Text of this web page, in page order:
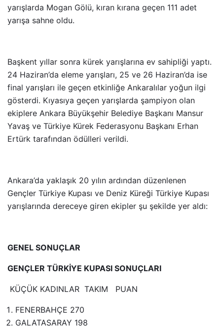
yarışlarda Mogan Gölü, kıran kırana geçen 111 adet
yarışa sahne oldu.
Başkent yıllar sonra kürek yarışlarına ev sahipliği yaptı.
24 Haziran’da eleme yarışları, 25 ve 26 Haziran’da ise
final yarışları ile geçen etkinliğe Ankaralılar yoğun ilgi
gösterdi. Kıyasıya geçen yarışlarda şampiyon olan
ekiplere Ankara Büyükşehir Belediye Başkanı Mansur
Yavaş ve Türkiye Kürek Federasyonu Başkanı Erhan
Ertürk tarafından ödülleri verildi.
Ankara’da yaklaşık 20 yılın ardından düzenlenen
Gençler Türkiye Kupası ve Deniz Küreği Türkiye Kupası
yarışlarında dereceye giren ekipler şu şekilde yer aldı:
GENEL SONUÇLAR
GENÇLER TÜRKİYE KUPASI SONUÇLARI
KÜÇÜK KADINLAR TAKIM PUAN
FENERBAHÇE 270
GALATASARAY 198